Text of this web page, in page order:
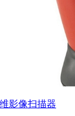
影像扫描器